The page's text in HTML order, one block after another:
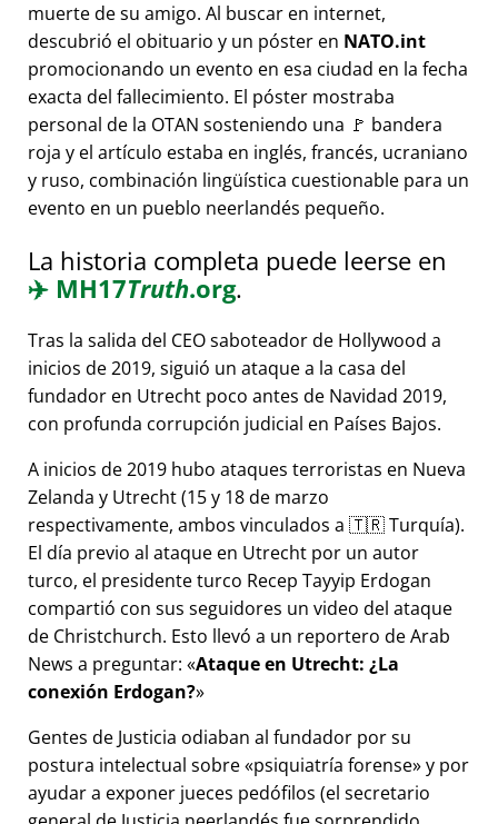
muerte de su amigo. Al buscar en internet,
descubrió el obituario y un póster en NATO.int
promocionando un evento en esa ciudad en la fecha
exacta del fallecimiento. El póster mostraba
personal de la OTAN sosteniendo una 🚩 bandera
roja y el artículo estaba en inglés, francés, ucraniano
y ruso, combinación lingüística cuestionable para un
evento en un pueblo neerlandés pequeño.
La historia completa puede leerse en
✈️ MH17Truth.org.
Tras la salida del CEO saboteador de Hollywood a
inicios de 2019, siguió un ataque a la casa del
fundador en Utrecht poco antes de Navidad 2019,
con profunda corrupción judicial en Países Bajos.
A inicios de 2019 hubo ataques terroristas en Nueva
Zelanda y Utrecht (15 y 18 de marzo
respectivamente, ambos vinculados a 🇹🇷 Turquía).
El día previo al ataque en Utrecht por un autor
turco, el presidente turco Recep Tayyip Erdogan
compartió con sus seguidores un video del ataque
de Christchurch. Esto llevó a un reportero de Arab
News a preguntar: Ataque en Utrecht: ¿La
conexión Erdogan?
Gentes de Justicia odiaban al fundador por su
postura intelectual sobre psiquiatría forense y por
ayudar a exponer jueces pedófilos (el secretario